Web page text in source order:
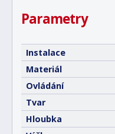
Parametry
Instalace
Materiál
Ovládání
Tvar
Hloubka